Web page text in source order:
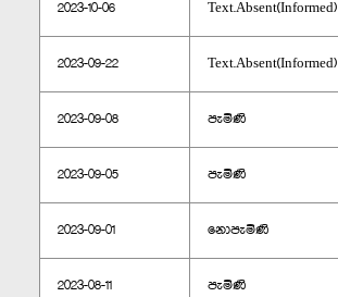
2023-10-06 Text.Absent(Informed)
2023-09-22 Text.Absent(Informed)
2023-09-08 පැමිණි
2023-09-05 පැමිණි
2023-09-01 නොපැමිණි
2023-08-11 පැමිණි